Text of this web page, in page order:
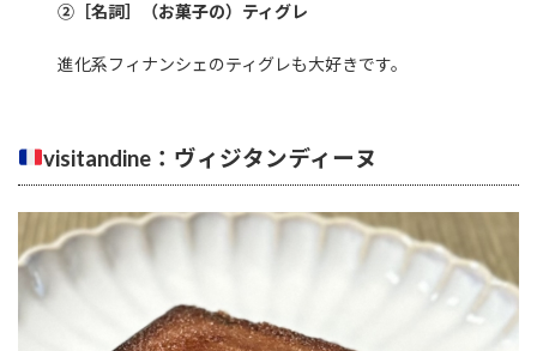
②［名詞］（お菓子の）ティグレ
進化系フィナンシェのティグレも大好きです。
visitandine：ヴィジタンディーヌ